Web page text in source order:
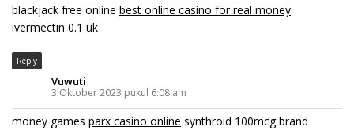
blackjack free online best online casino for real money
ivermectin 0.1 uk
Reply
Vuwuti
3 Oktober 2023 pukul 6:08 am
money games parx casino online synthroid 100mcg brand